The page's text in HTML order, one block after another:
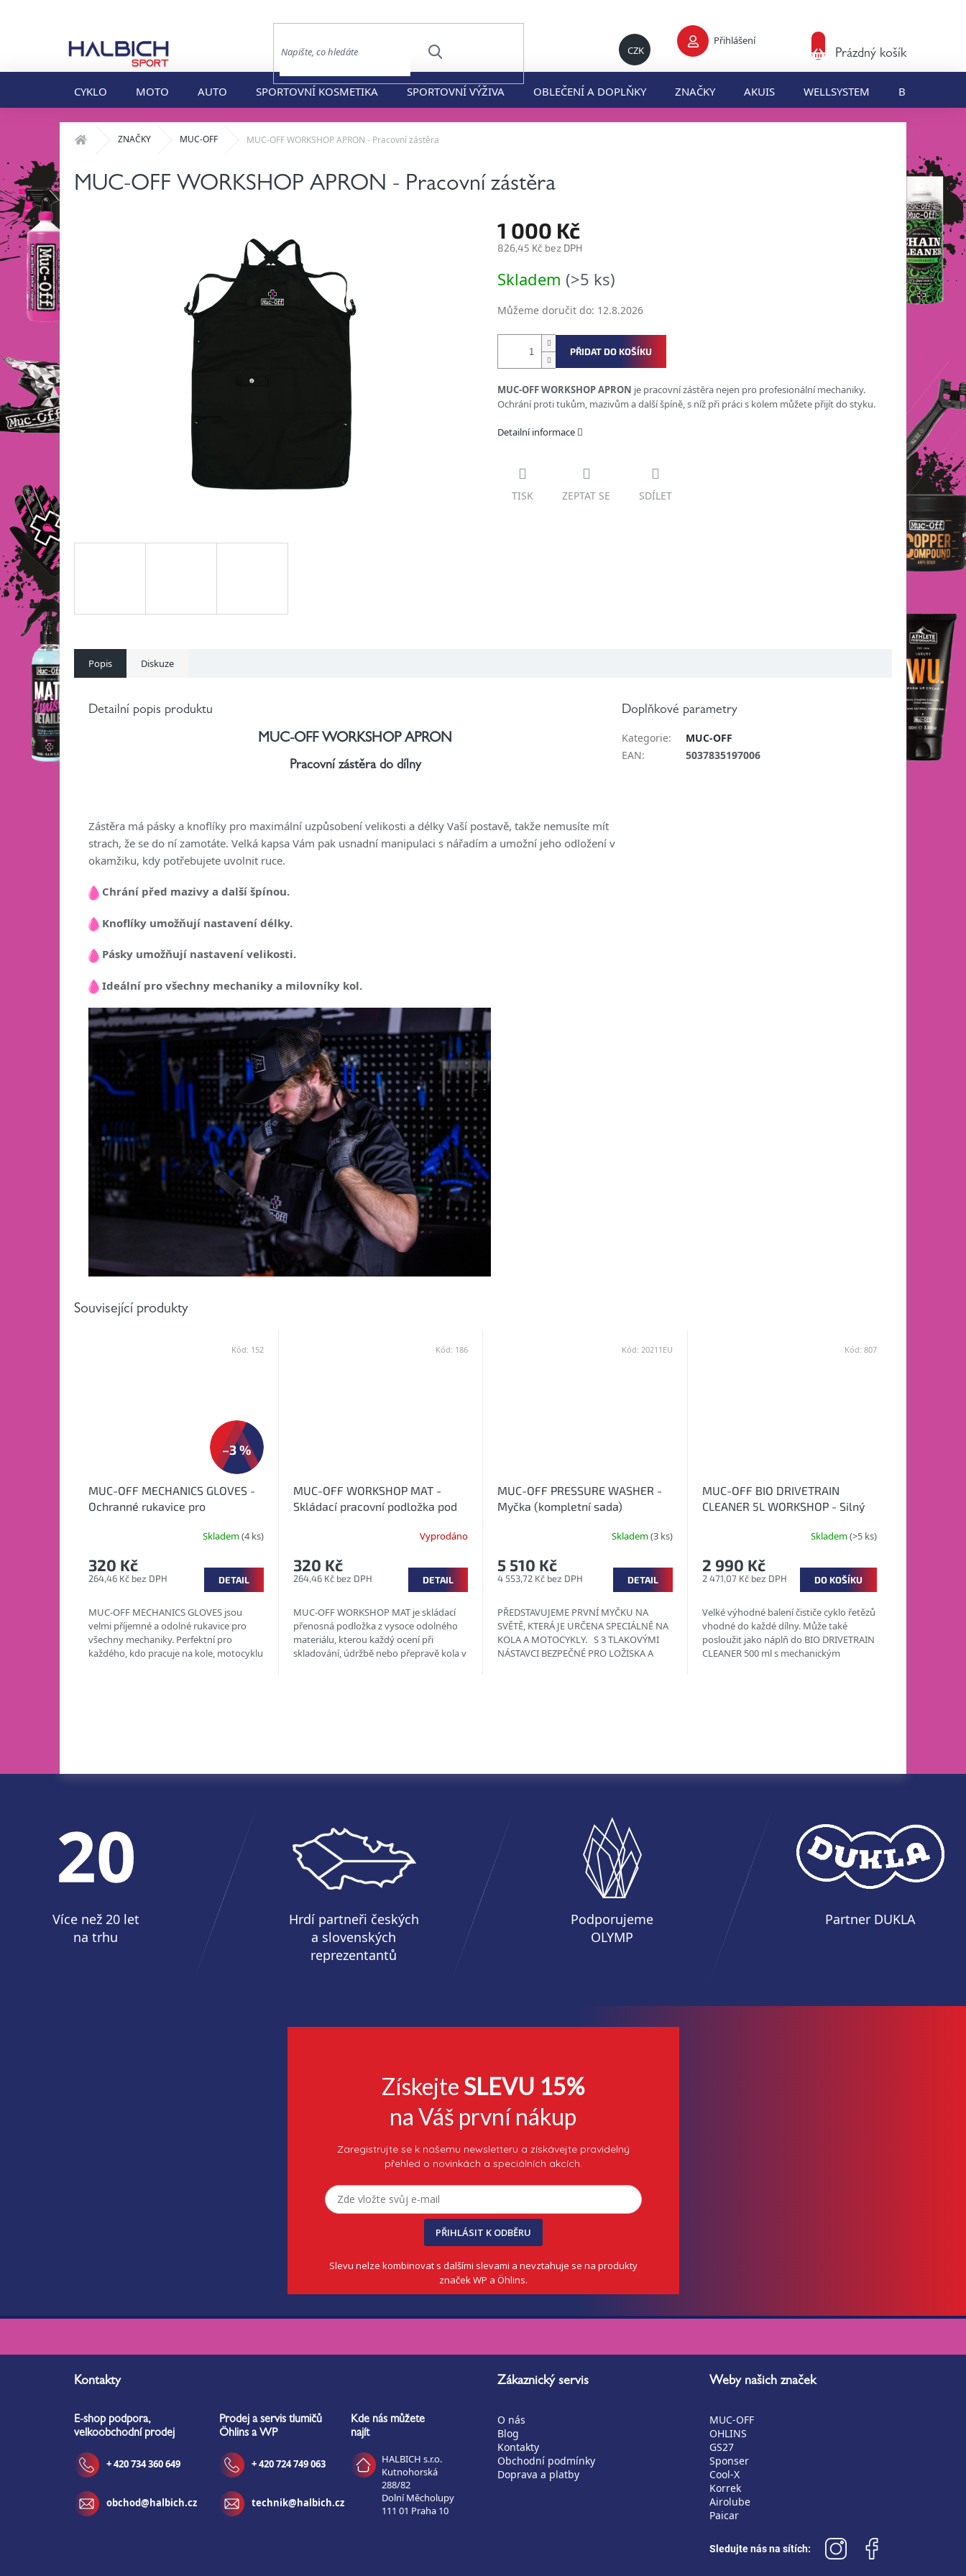
CZK
Přihlášení
HLEDAT
Nákupní
košík
Prázdný košík
CYKLO MOTO AUTO SPORTOVNÍ KOSMETIKA SPORTOVNÍ VÝŽIVA OBLEČENÍ A DOPLŇKY ZNAČKY AKUIS WELLSYSTEM BLOG
Domů ZNAČKY MUC-OFF MUC-OFF WORKSHOP APRON - Pracovní zástěra
MUC-OFF WORKSHOP APRON - Pracovní zástěra
1 000 Kč
826,45 Kč bez DPH
cena:
Skladem (>5 ks)
Můžeme doručit do: 12.8.2026
PŘIDAT DO KOŠÍKU
MUC-OFF WORKSHOP APRON je pracovní zástěra nejen pro profesionální mechaniky.
Ochrání proti tukům, mazivům a další špíně, s níž při práci s kolem můžete přijít do styku.
Detailní informace
TISK ZEPTAT SE SDÍLET
Popis Diskuze
Detailní popis produktu
MUC-OFF WORKSHOP APRON
Pracovní zástěra do dílny
Zástěra má pásky a knoflíky pro maximální uzpůsobení velikosti a délky Vaší postavě, takže nemusíte mít
strach, že se do ní zamotáte. Velká kapsa Vám pak usnadní manipulaci s nářadím a umožní jeho odložení v
okamžiku, kdy potřebujete uvolnit ruce.
Chrání před mazivy a další špínou.
Knoflíky umožňují nastavení délky.
Pásky umožňují nastavení velikosti.
Ideální pro všechny mechaniky a milovníky kol.
Doplňkové parametry
Kategorie:
MUC-OFF
EAN: 5037835197006
Související produkty
AŽ
–3 %
MUC-OFF MECHANICS GLOVES -
Ochranné rukavice pro
Skladem(4 ks)
264,46 Kč bez DPH
320 Kč
DETAIL
MUC-OFF MECHANICS GLOVES jsou
velmi příjemné a odolné rukavice pro
všechny mechaniky. Perfektní pro
každého, kdo pracuje na kole, motocyklu
Kód: 152
MUC-OFF WORKSHOP MAT -
Skládací pracovní podložka pod
Vyprodáno
264,46 Kč bez DPH
320 Kč
DETAIL
MUC-OFF WORKSHOP MAT je skládací
přenosná podložka z vysoce odolného
materiálu, kterou každý ocení při
skladování, údržbě nebo přepravě kola v
Kód: 186
MUC-OFF PRESSURE WASHER -
Myčka (kompletní sada)
Skladem(3 ks)
4 553,72 Kč bez DPH
5 510 Kč
DETAIL
PŘEDSTAVUJEME PRVNÍ MYČKU NA
SVĚTĚ, KTERÁ JE URČENA SPECIÁLNĚ NA
KOLA A MOTOCYKLY. S 3 TLAKOVÝMI
NÁSTAVCI BEZPEČNÉ PRO LOŽISKA A
Kód: 20211EU
MUC-OFF BIO DRIVETRAIN
CLEANER 5L WORKSHOP - Silný
Skladem(>5 ks)
2 471,07 Kč bez DPH
2 990 Kč
DO KOŠÍKU
Velké výhodné balení čističe cyklo řetězů
vhodné do každé dílny. Může také
posloužit jako náplň do BIO DRIVETRAIN
CLEANER 500 ml s mechanickým
Kód: 807
Více než 20 let
na trhu
Hrdí partneři českých
a slovenských
reprezentantů
Podporujeme
OLYMP
Partner DUKLA
Získejte SLEVU 15%
na Váš první nákup
Zaregistrujte se k našemu newsletteru a získávejte pravidelný
přehled o novinkách a speciálních akcích.
PŘIHLÁSIT K ODBĚRU
Slevu nelze kombinovat s dalšími slevami a nevztahuje se na produkty
značek WP a Öhlins.
Kontakty
E-shop podpora,
velkoobchodní prodej
+ 420 734 360 649
obchod@halbich.cz
Prodej a servis tlumičů
Öhlins a WP
+ 420 724 749 063
technik@halbich.cz
Kde nás můžete
najít
HALBICH s.r.o.
Kutnohorská
288/82
Dolní Měcholupy
111 01 Praha 10
Zákaznický servis
O nás
Blog
Kontakty
Obchodní podmínky
Doprava a platby
Weby našich značek
MUC-OFF
OHLINS
GS27
Sponser
Cool-X
Korrek
Airolube
Paicar
Sledujte nás na sítích: